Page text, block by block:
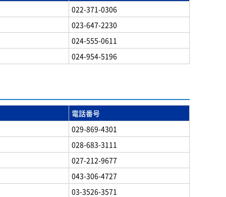
022-371-0306
023-647-2230
024-555-0611
024-954-5196
電話番号
029-869-4301
028-683-3111
027-212-9677
043-306-4727
03-3526-3571